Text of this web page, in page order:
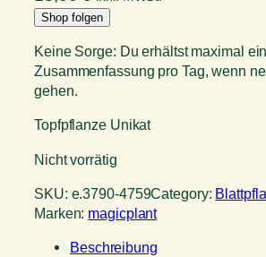
Shop folgen
Keine Sorge: Du erhältst maximal
Zusammenfassung pro Tag, wenn
gehen.
Topfpflanze Unikat
Nicht vorrätig
SKU: e.3790-4759Category:
Marken: magicplant
Beschreibung